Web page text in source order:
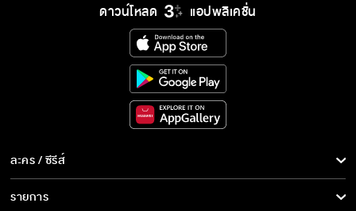
ดาวน์โหลด แอปพลิเคชั่น
ละคร / ซีรีส์
ละคร/ซีรีส์
รายการ